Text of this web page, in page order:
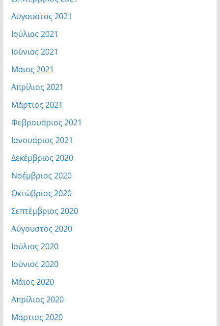
Αύγουστος 2021
Ιούλιος 2021
Ιούνιος 2021
Μάιος 2021
Απρίλιος 2021
Μάρτιος 2021
Φεβρουάριος 2021
Ιανουάριος 2021
Δεκέμβριος 2020
Νοέμβριος 2020
Οκτώβριος 2020
Σεπτέμβριος 2020
Αύγουστος 2020
Ιούλιος 2020
Ιούνιος 2020
Μάιος 2020
Απρίλιος 2020
Μάρτιος 2020